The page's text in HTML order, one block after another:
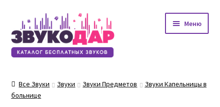
Перейти
к
навигации
Перейти
к
содержимому
Меню
Все Звуки Звуки Звуки Предметов
Звуки Капельницы в
больнице